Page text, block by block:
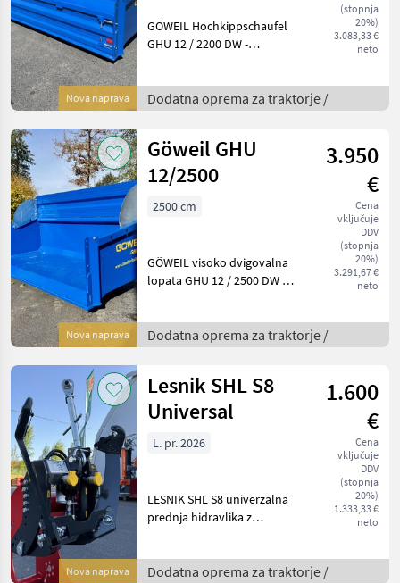
Nova naprava
(stopnja
20%)
3.083,33 €
neto
GÖWEIL Hochkippschaufel
GHU 12 / 2200 DW -
5.000 kg - Doppelt
wirkender 3-stufiger
Dodatna oprema za traktorje /
Nova naprava
Göweil GHU
12/2500
3.950
€
Cena
vključuje
DDV
(stopnja
20%)
3.291,67 €
neto
2500 cm
GÖWEIL visoko dvigovalna
lopata GHU 12 / 2500 DW -
5.000 kg - Dvostranski 3-
stopenjski teleskopski
Dodatna oprema za traktorje /
Nova naprava
Lesnik SHL S8
Universal
1.600
€
Cena
vključuje
DDV
(stopnja
20%)
1.333,33 €
neto
L. pr. 2026
LESNIK SHL S8 univerzalna
prednja hidravlika z
priključne konzole, za male
Dodatna oprema za traktorje /